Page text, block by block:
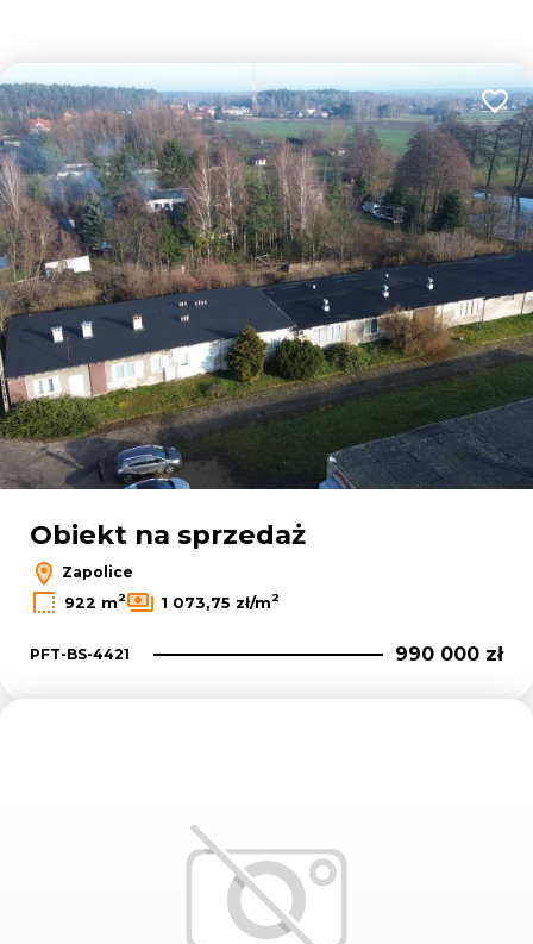
Obiekt na sprzedaż
Zapolice
922 m2 1 073,75 zł/m2
PFT-BS-4421 990 000 zł